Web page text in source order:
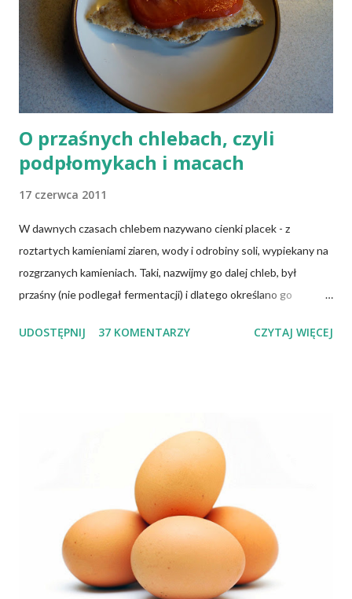
mleczne i jajka), osoby po 50 roku życia, niezależnie od ich diety,
osoby, które poddały się operacji żołądka lub którym wycięto
dolną część jelita cienkiego, a także osoby chorujące na AIDS.
Inni, w tym np. osoby chorujące na cukrzycę, a także każ...
O przaśnych chlebach, czyli
podpłomykach i macach
17 czerwca 2011
W dawnych czasach chlebem nazywano cienki placek - z
roztartych kamieniami ziaren, wody i odrobiny soli, wypiekany na
rozgrzanych kamieniach. Taki, nazwijmy go dalej chleb, był
przaśny (nie podlegał fermentacji) i dlatego określano go
podpłomykami. Hindusi mówią o nim czapatti, Żydzi maca, a
przeciwieństwie do świeżego pieczywa na drożdżach czy
zakwasie. Przaśne podpłomyki nie obciążają żołądka kwasem i
fermentacją. Dziś, wzorem naszych prapradziadów możemy także
spożywać przaśny, niekwaszony chleb. Najprostszy przepis na
podpłomyki to: wziąć mąkę, wodę i trochę soli. Z tych składników
zagnieść ciasto, dodając mąkę w takiej ilości, aby ciasto nie kleiło
się do palców. Z kolei r...
UDOSTĘPNIJ 37 KOMENTARZY CZYTAJ WIĘCEJ